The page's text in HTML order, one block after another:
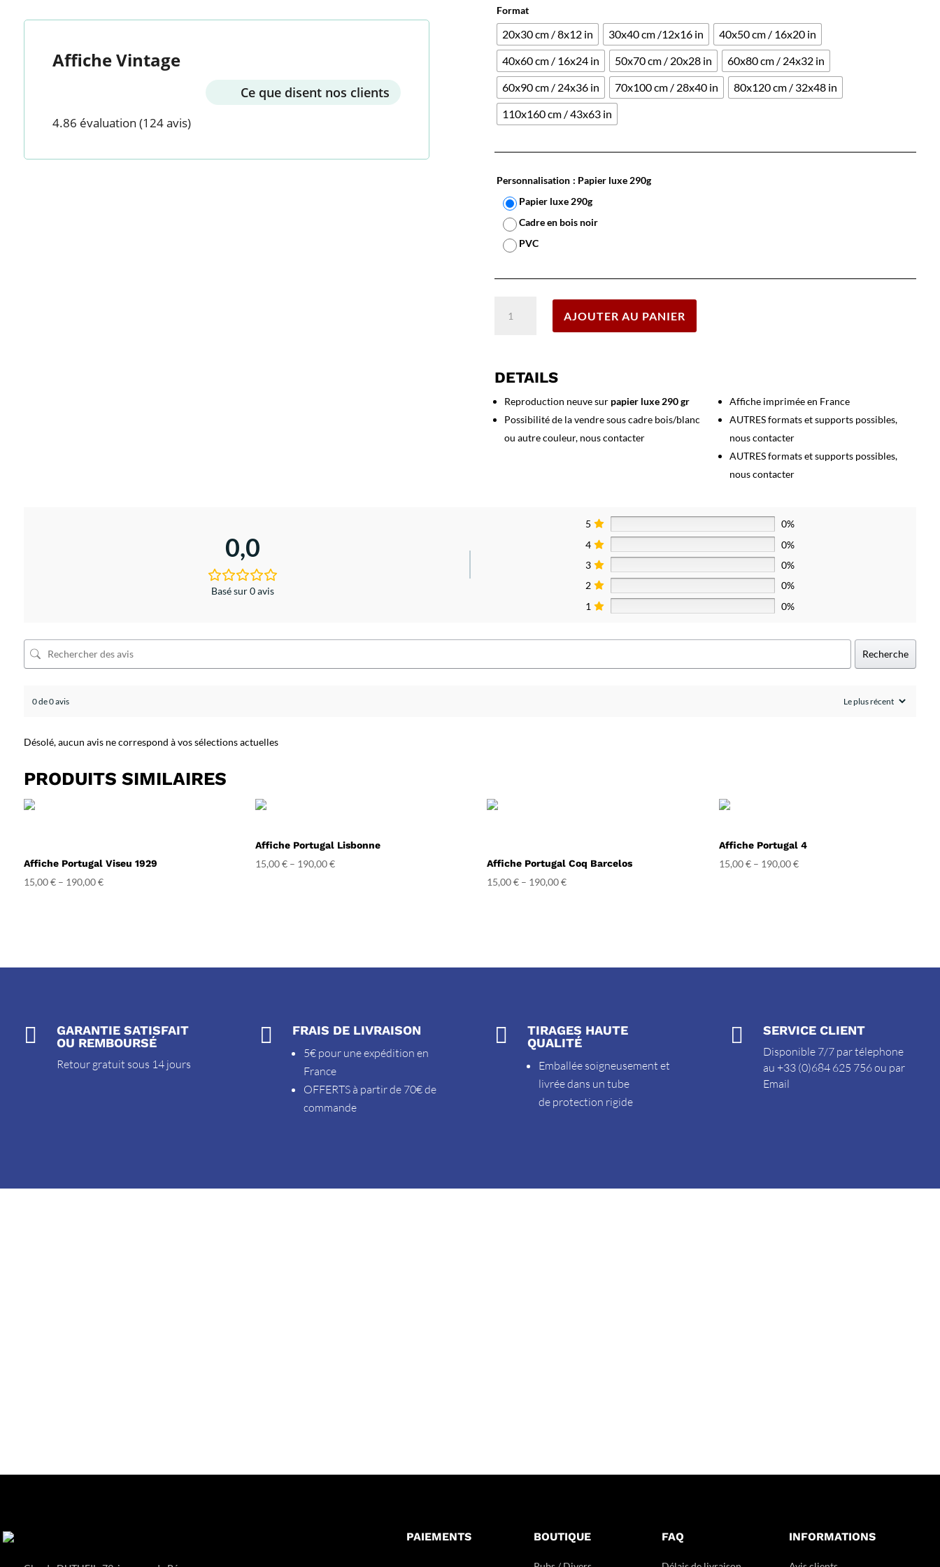
Affiche Vintage
Ce que disent nos clients
4.86 évaluation (124 avis)
Format
20x30 cm / 8x12 in 30x40 cm /12x16 in
40x50 cm / 16x20 in
40x60 cm / 16x24 in
50x70 cm / 20x28 in
60x80 cm / 24x32 in
60x90 cm / 24x36 in
70x100 cm / 28x40 in
80x120 cm / 32x48 in
110x160 cm / 43x63 in
Personnalisation : Papier luxe 290g
Papier luxe 290g
Cadre en bois noir
PVC
Pamplona
-
San
AJOUTER AU PANIER
DETAILS
Reproduction neuve sur papier luxe 290 gr
Possibilité de la vendre sous cadre bois/blanc
ou autre couleur, nous contacter
Affiche imprimée en France
AUTRES formats et supports possibles,
nous contacter
AUTRES formats et supports possibles,
nous contacter
0,0
Basé sur 0 avis
5
0%
4
0%
3
0%
2
0%
1
0%
Recherche
0 de 0 avis
Désolé, aucun avis ne correspond à vos sélections actuelles
PRODUITS SIMILAIRES
Affiche Portugal Viseu 1929
15,00€– 190,00€
Affiche Portugal Lisbonne
15,00€– 190,00€ Affiche Portugal Coq Barcelos
15,00€ – 190,00€
Affiche Portugal 4
15,00€– 190,00€

GARANTIE SATISFAIT
OU REMBOURSÉ
Retour gratuit sous 14 jours
 FRAIS DE LIVRAISON
5€ pour une expédition en
France
OFFERTS à partir de 70€ de
commande

TIRAGES HAUTE
QUALITÉ
Emballée soigneusement et
livrée dans un tube
de protection rigide
 SERVICE CLIENT
Disponible 7/7 par télephone
au +33 (0)684 625 756 ou par
Email
PAIEMENTS BOUTIQUE FAQ INFORMATIONS